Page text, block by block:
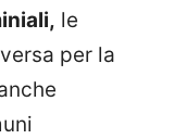
le
per la